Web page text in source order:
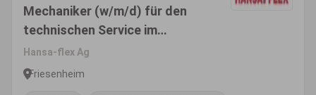
Mechaniker (w/m/d) für den
technischen Service im
Innendienst
Hansa-flex Ag
Friesenheim